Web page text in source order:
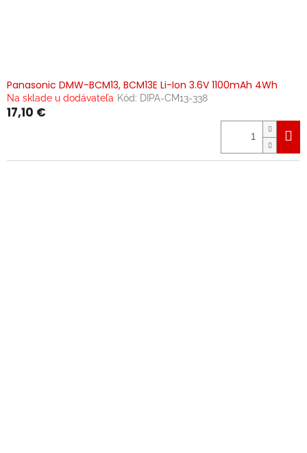
Panasonic DMW-BCM13, BCM13E Li-Ion 3.6V 1100mAh 4Wh
Na sklade u dodávateľa Kód: DIPA-CM13-338
17,10 €